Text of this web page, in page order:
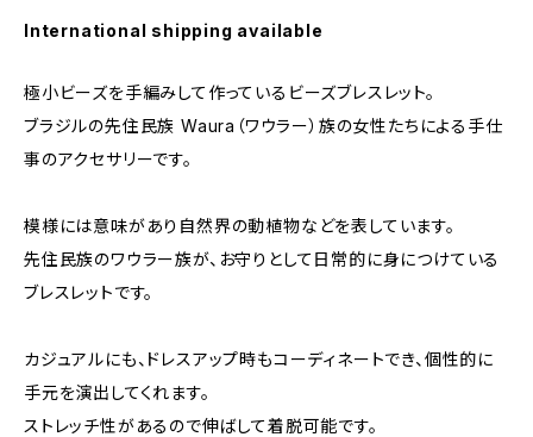
International shipping available
極小ビーズを手編みして作っているビーズブレスレット。
ブラジルの先住民族 Waura（ワウラー）族の女性たちによる手仕
事のアクセサリーです。
模様には意味があり自然界の動植物などを表しています。
先住民族のワウラー族が、お守りとして日常的に身につけている
ブレスレットです。
カジュアルにも、ドレスアップ時もコーディネートでき、個性的に
手元を演出してくれます。
ストレッチ性があるので伸ばして着脱可能です。